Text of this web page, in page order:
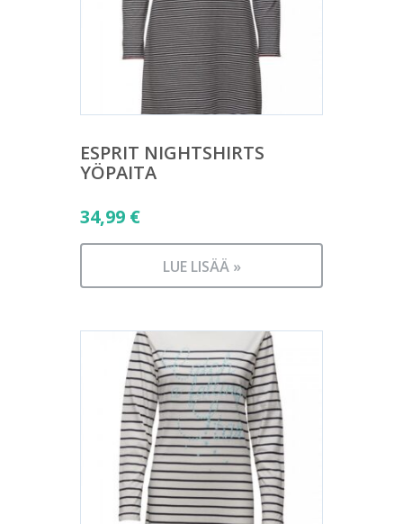
ESPRIT NIGHTSHIRTS
YÖPAITA
34,99 €
LUE LISÄÄ »